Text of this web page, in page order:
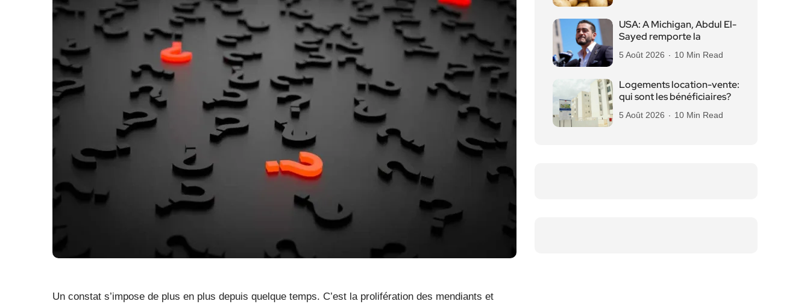
Un constat s’impose de plus en plus depuis quelque temps. C’est la prolifération des mendiants et
USA: A Michigan, Abdul El-
Sayed remporte la
5 Août 2026 10 Min Read
Logements location-vente:
qui sont les bénéficiaires?
5 Août 2026 10 Min Read